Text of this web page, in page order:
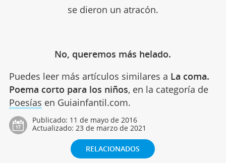
se dieron un atracón.
No, queremos más helado.
Puedes leer más artículos similares a La coma.
Poema corto para los niños, en la categoría de
Poesías en Guiainfantil.com.
Publicado: 11 de mayo de 2016
Actualizado: 23 de marzo de 2021
RELACIONADOS